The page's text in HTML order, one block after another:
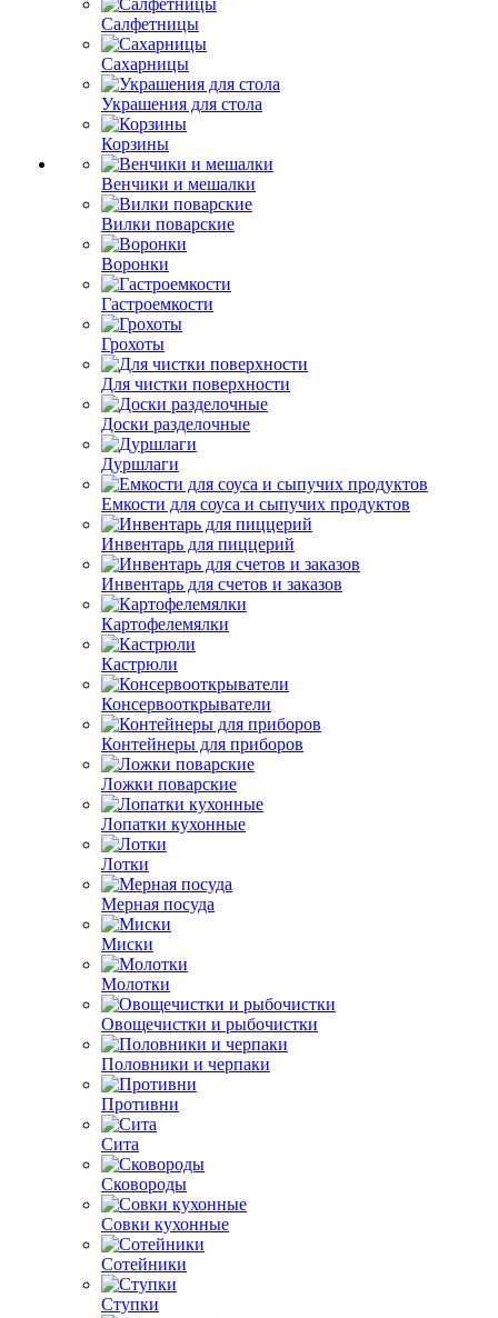
Салфетницы
Сахарницы
Украшения для стола
Корзины
Венчики и мешалки
Вилки поварские
Воронки
Гастроемкости
Грохоты
Для чистки поверхности
Доски разделочные
Дуршлаги
Емкости для соуса и сыпучих продуктов
Инвентарь для пиццерий
Инвентарь для счетов и заказов
Картофелемялки
Кастрюли
Консервооткрыватели
Контейнеры для приборов
Ложки поварские
Лопатки кухонные
Лотки
Мерная посуда
Миски
Молотки
Овощечистки и рыбочистки
Половники и черпаки
Противни
Сита
Сковороды
Совки кухонные
Сотейники
Ступки